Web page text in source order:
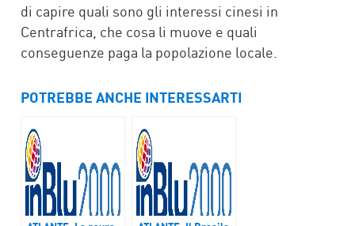
di capire quali sono gli interessi cinesi in
Centrafrica, che cosa li muove e quali
conseguenze paga la popolazione locale.
POTREBBE ANCHE INTERESSARTI